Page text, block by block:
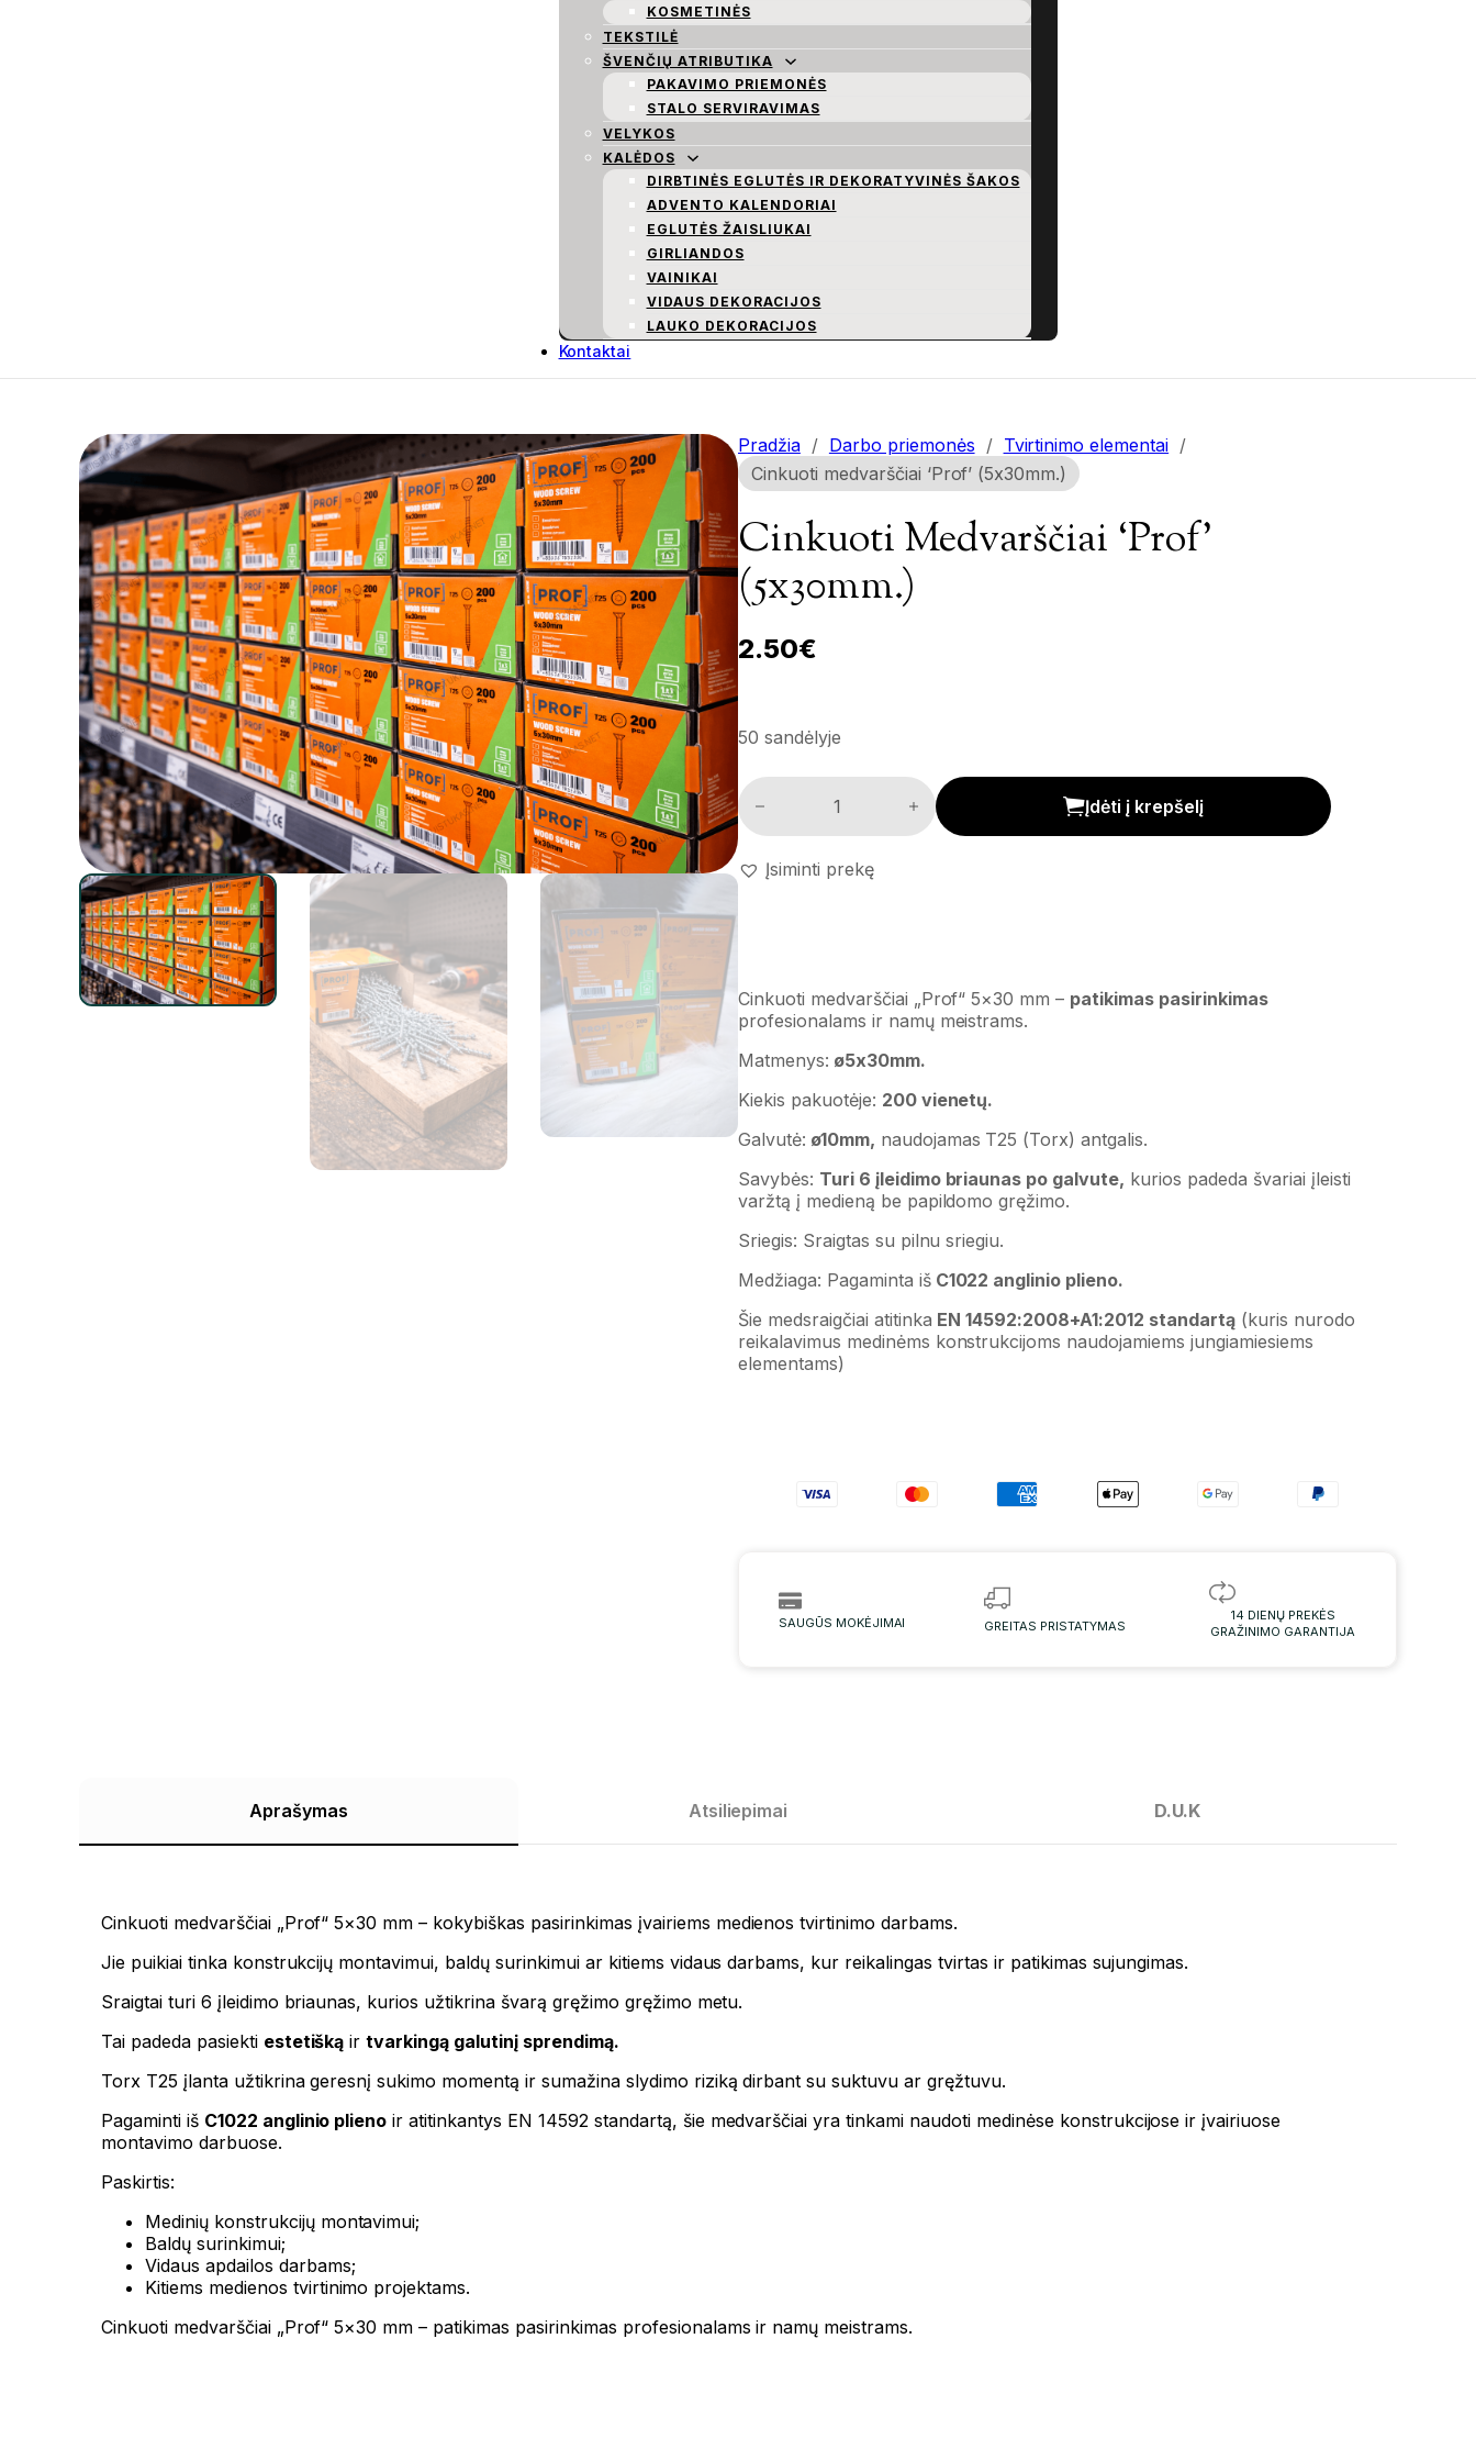
KOSMETINĖS
TEKSTILĖ
ŠVENČIŲ ATRIBUTIKA
PAKAVIMO PRIEMONĖS
STALO SERVIRAVIMAS
VELYKOS
KALĖDOS
DIRBTINĖS EGLUTĖS IR DEKORATYVINĖS ŠAKOS
ADVENTO KALENDORIAI
EGLUTĖS ŽAISLIUKAI
GIRLIANDOS
VAINIKAI
VIDAUS DEKORACIJOS
LAUKO DEKORACIJOS
Kontaktai
Pradžia / Darbo priemonės / Tvirtinimo elementai /
Cinkuoti medvarščiai ‘Prof’ (5x30mm.)
Cinkuoti Medvarščiai ‘Prof’
(5x30mm.)
2.50€
50 sandėlyje
Cinkuoti medvarščiai 'Prof' (5x30mm.) kiekis
Įdėti į krepšelį
Įsiminti prekę
Cinkuoti medvarščiai „Prof“ 5×30 mm – patikimas pasirinkimas
profesionalams ir namų meistrams.
Matmenys: ø5x30mm.
Kiekis pakuotėje: 200 vienetų.
Galvutė: ø10mm, naudojamas T25 (Torx) antgalis.
Savybės: Turi 6 įleidimo briaunas po galvute, kurios padeda švariai įleisti
varžtą į medieną be papildomo gręžimo.
Sriegis: Sraigtas su pilnu sriegiu.
Medžiaga: Pagaminta išC1022 anglinio plieno.
Šie medsraigčiai atitinka EN 14592:2008+A1:2012 standartą(kuris nurodo
reikalavimus medinėms konstrukcijoms naudojamiems jungiamiesiems
elementams)
SAUGŪS MOKĖJIMAI GREITAS PRISTATYMAS
14 DIENŲ PREKĖS
GRAŽINIMO GARANTIJA
Aprašymas Atsiliepimai D.U.K
Cinkuoti medvarščiai „Prof“ 5×30 mm – kokybiškas pasirinkimas įvairiems medienos tvirtinimo darbams.
Jie puikiai tinka konstrukcijų montavimui, baldų surinkimui ar kitiems vidaus darbams, kur reikalingas tvirtas ir patikimas sujungimas.
Sraigtai turi 6 įleidimo briaunas, kurios užtikrina švarą gręžimo gręžimo metu.
Tai padeda pasiekti estetišką irtvarkingą galutinį sprendimą.
Torx T25 įlanta užtikrina geresnį sukimo momentą ir sumažina slydimo riziką dirbant su suktuvu ar gręžtuvu.
Pagaminti iš C1022 anglinio plieno ir atitinkantys EN 14592 standartą, šie medvarščiai yra tinkami naudoti medinėse konstrukcijose ir įvairiuose
montavimo darbuose.
Paskirtis:
Medinių konstrukcijų montavimui;
Baldų surinkimui;
Vidaus apdailos darbams;
Kitiems medienos tvirtinimo projektams.
Cinkuoti medvarščiai „Prof“ 5×30 mm – patikimas pasirinkimas profesionalams ir namų meistrams.